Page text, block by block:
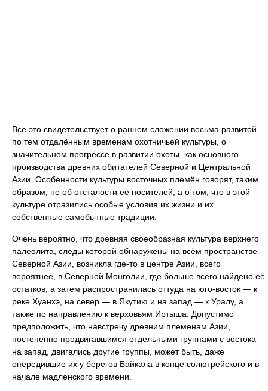
Всё это свидетельствует о раннем сложении весьма развитой
по тем отдалённым временам охотничьей культуры, о
значительном прогрессе в развитии охоты, как основного
производства древних обитателей Северной и Центральной
Азии. Особенности культуры восточных племён говорят, таким
образом, не об отсталости её носителей, а о том, что в этой
культуре отразились особые условия их жизни и их
собственные самобытные традиции.
Очень вероятно, что древняя своеобразная культура верхнего
палеолита, следы которой обнаружены на всём пространстве
Северной Азии, возникла где-то в центре Азии, всего
вероятнее, в Северной Монголии, где больше всего найдено её
остатков, а затем распространилась оттуда на юго-восток — к
реке Хуанхэ, на север — в Якутию и на запад — к Уралу, а
также по направлению к верховьям Иртыша. Допустимо
предположить, что навстречу древним племенам Азии,
постепенно продвигавшимся отдельными группами с востока
на запад, двигались другие группы, может быть, даже
опередившие их у берегов Байкала в конце солютрейского и в
начале мадленского времени.